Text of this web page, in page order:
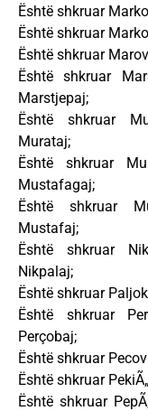
Është shkruar
Është shkruar
Është shkruar
Është shkruar
Marstjepaj;
Është shkruar
Murataj;
Është shkruar
Mustafagaj;
Është shkruar
Mustafaj;
Është shkruar
Nikpalaj;
Është shkruar
Është shkruar
Perçobaj;
Është shkruar
Është shkruar
Është shkruar